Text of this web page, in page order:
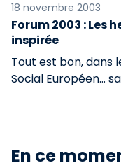
18 novembre 2003
Forum 2003 : Les
inspirée
Tout est bon, dans
Social Européen…
En ce